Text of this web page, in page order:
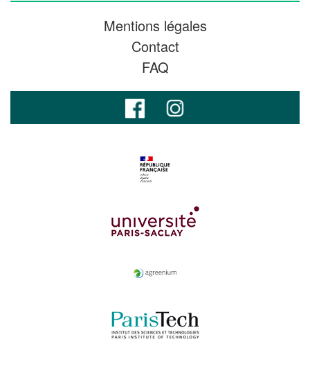
Mentions légales
Contact
FAQ